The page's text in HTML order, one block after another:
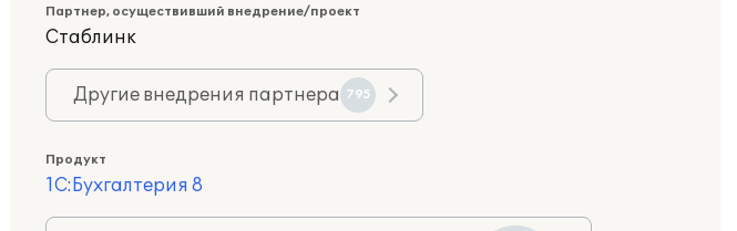
Партнер, осуществивший внедрение/проект
Стаблинк
Другие внедрения партнера 795
Продукт
1С:Бухгалтерия 8